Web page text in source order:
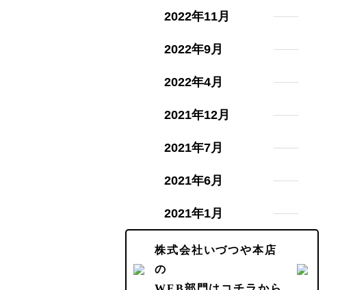
2022年11月
2022年9月
2022年4月
2021年12月
2021年7月
2021年6月
2021年1月
株式会社いづつや本店
の